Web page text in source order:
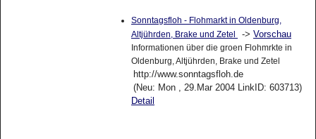
Sonntagsfloh - Flohmarkt in Oldenburg,
Altjührden, Brake und Zetel
-> Vorschau
Informationen über die groen Flohmrkte in
Oldenburg, Altjührden, Brake und Zetel
http://www.sonntagsfloh.de
(Neu: Mon , 29.Mar 2004 LinkID: 603713)
Detail